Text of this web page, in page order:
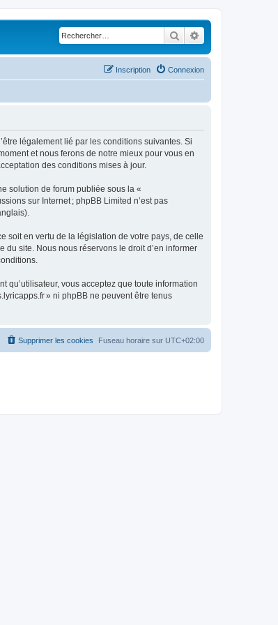
Rechercher
Connexion
Inscription
légalement lié par les conditions suivantes. Si
et nous ferons de notre mieux pour vous en
des conditions mises à jour.
solution de forum publiée sous la «
sur Internet ; phpBB Limited n’est pas
soit en vertu de la législation de votre pays, de celle
site. Nous nous réservons le droit d’en informer
qu’utilisateur, vous acceptez que toute information
» ni phpBB ne peuvent être tenus
Fuseau horaire sur UTC+02:00
Supprimer les cookies